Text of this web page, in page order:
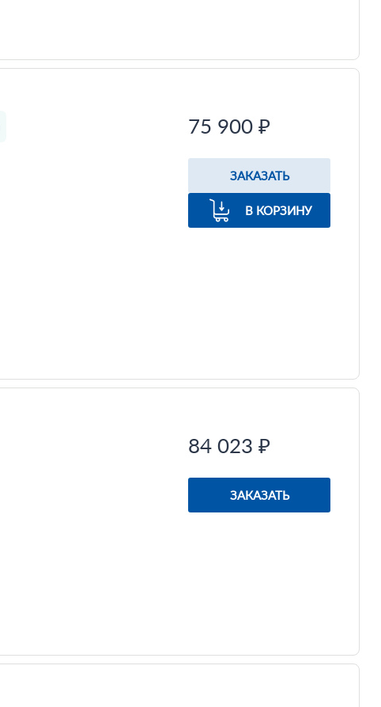
75 900 ₽
ЗАКАЗАТЬ
В КОРЗИНУ
84 023 ₽
ЗАКАЗАТЬ